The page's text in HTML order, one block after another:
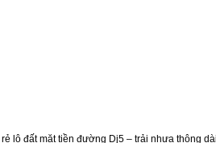
lô đất mặt tiền đường Dj5 – trải nhựa thông